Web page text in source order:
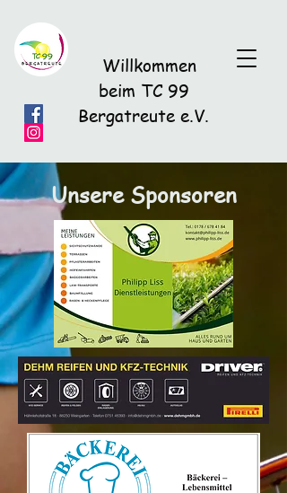
Willkommen
beim TC 99
Bergatreute e.V.
Unsere Sponsoren